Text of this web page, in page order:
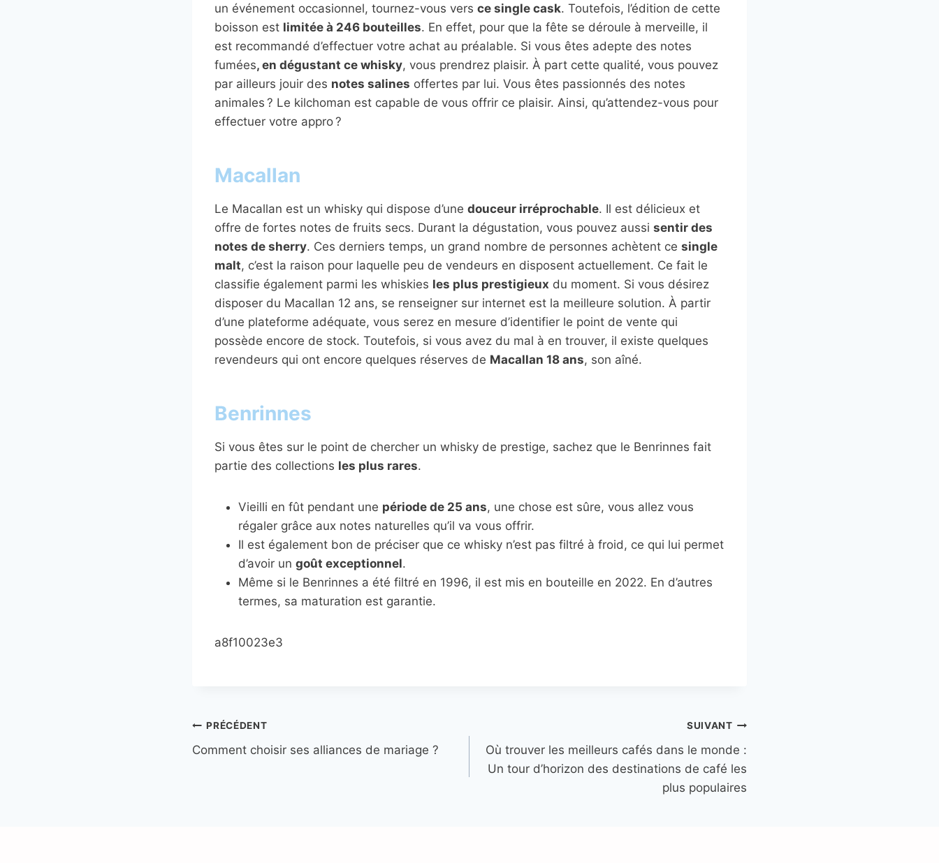
un événement occasionnel, tournez-vous vers ce single cask. Toutefois, l’édition de cette
boisson est limitée à 246 bouteilles. En effet, pour que la fête se déroule à merveille, il
est recommandé d’effectuer votre achat au préalable. Si vous êtes adepte des notes
fumées, en dégustant ce whisky, vous prendrez plaisir. À part cette qualité, vous pouvez
par ailleurs jouir des notes salines offertes par lui. Vous êtes passionnés des notes
animales ? Le kilchoman est capable de vous offrir ce plaisir. Ainsi, qu’attendez-vous pour
effectuer votre appro ?
Macallan
Le Macallan est un whisky qui dispose d’une douceur irréprochable. Il est délicieux et
offre de fortes notes de fruits secs. Durant la dégustation, vous pouvez aussi sentir des
notes de sherry. Ces derniers temps, un grand nombre de personnes achètent ce single
malt, c’est la raison pour laquelle peu de vendeurs en disposent actuellement. Ce fait le
classifie également parmi les whiskies les plus prestigieux du moment. Si vous désirez
disposer du Macallan 12 ans, se renseigner sur internet est la meilleure solution. À partir
d’une plateforme adéquate, vous serez en mesure d’identifier le point de vente qui
possède encore de stock. Toutefois, si vous avez du mal à en trouver, il existe quelques
revendeurs qui ont encore quelques réserves de Macallan 18 ans, son aîné.
Benrinnes
Si vous êtes sur le point de chercher un whisky de prestige, sachez que le Benrinnes fait
partie des collections les plus rares.
Vieilli en fût pendant une période de 25 ans, une chose est sûre, vous allez vous
régaler grâce aux notes naturelles qu’il va vous offrir.
Il est également bon de préciser que ce whisky n’est pas filtré à froid, ce qui lui permet
d’avoir un goût exceptionnel.
Même si le Benrinnes a été filtré en 1996, il est mis en bouteille en 2022. En d’autres
termes, sa maturation est garantie.
a8f10023e3
Navigation
de
PRÉCÉDENT
Comment choisir ses alliances de mariage ?
SUIVANT
Où trouver les meilleurs cafés dans le monde :
Un tour d’horizon des destinations de café les
plus populaires